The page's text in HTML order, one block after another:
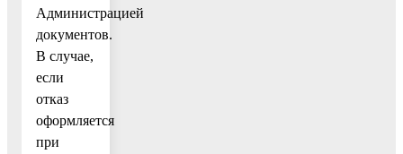
Администрацией
документов.
В случае,
если
отказ
оформляется
при